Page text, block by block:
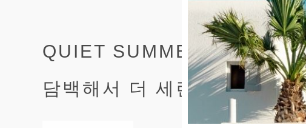
QUIET SUMMER STYLE
담백해서 더 세련된 여름